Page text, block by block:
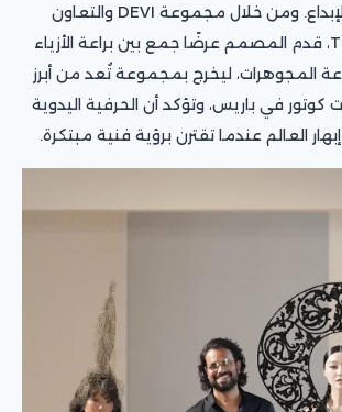
الثقافة والهوية والإبداع. ومن خلال مجموعة DEVI والتعاون
اللافت مع Tanishq، قدم المصمم عرضًا جمع بين براعة الأزياء
المجوهرات، ليخرج بمجموعة تُعد من أبرز
في باريس، وتؤكد أن الحرفية اليدوية
العالم عندما تقترن برؤية فنية مبتكرة.